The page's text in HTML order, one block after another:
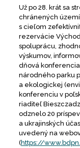
Už po 28. krát sa
chránených území
s cieľom
rezervácie
spoluprácu,
výskumov,
dňová
národného parku
a ekologickej
konferenciu v
riaditeľ
odznelo 20
a ukrajinských
uvedený na
(https://